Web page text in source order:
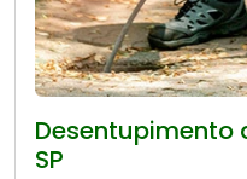
Desentupimento
SP